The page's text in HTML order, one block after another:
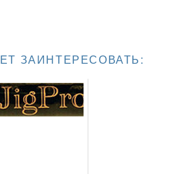
ЗАИНТЕРЕСОВАТЬ: